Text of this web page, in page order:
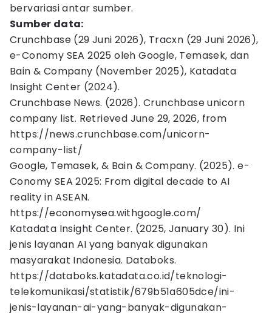
bervariasi antar sumber.
Sumber data:
Crunchbase (29 Juni 2026), Tracxn (29 Juni 2026),
e-Conomy SEA 2025 oleh Google, Temasek, dan
Bain & Company (November 2025), Katadata
Insight Center (2024).
Crunchbase News. (2026). Crunchbase unicorn
company list. Retrieved June 29, 2026, from
https://news.crunchbase.com/unicorn-
company-list/
Google, Temasek, & Bain & Company. (2025). e-
Conomy SEA 2025: From digital decade to AI
reality in ASEAN.
https://economysea.withgoogle.com/
Katadata Insight Center. (2025, January 30). Ini
jenis layanan AI yang banyak digunakan
masyarakat Indonesia. Databoks.
https://databoks.katadata.co.id/teknologi-
telekomunikasi/statistik/679b51a605dce/ini-
jenis-layanan-ai-yang-banyak-digunakan-